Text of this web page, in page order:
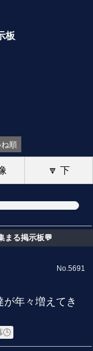
板
順
🔽 下
まる掲示板💬
No.5691
年々増えてき
🕒